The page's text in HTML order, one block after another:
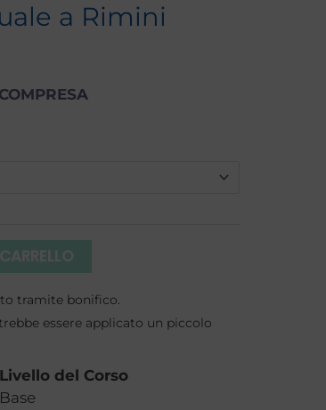
a Rimini
tramite bonifico.
essere applicato un piccolo
Livello del Corso
Base